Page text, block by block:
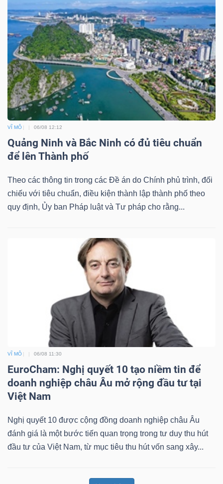
VĨ MÔ 06/08 12:12
Quảng Ninh và Bắc Ninh có đủ tiêu chuẩn
để lên Thành phố
Theo các thông tin trong các Đề án do Chính phủ trình, đối
chiếu với tiêu chuẩn, điều kiện thành lập thành phố theo
quy định, Ủy ban Pháp luật và Tư pháp cho rằng...
VĨ MÔ 06/08 11:30
EuroCham: Nghị quyết 10 tạo niềm tin để
doanh nghiệp châu Âu mở rộng đầu tư tại
Việt Nam
Nghị quyết 10 được cộng đồng doanh nghiệp châu Âu
đánh giá là một bước tiến quan trọng trong tư duy thu hút
đầu tư của Việt Nam, từ mục tiêu thu hút vốn sang xây...